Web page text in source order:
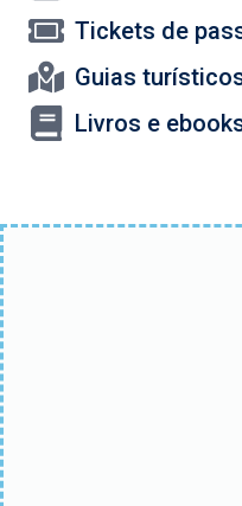
Tickets de
Guias
Livros e